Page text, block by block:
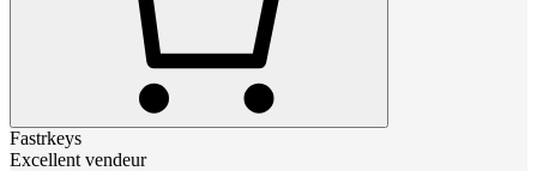
Fastrkeys
Excellent vendeur